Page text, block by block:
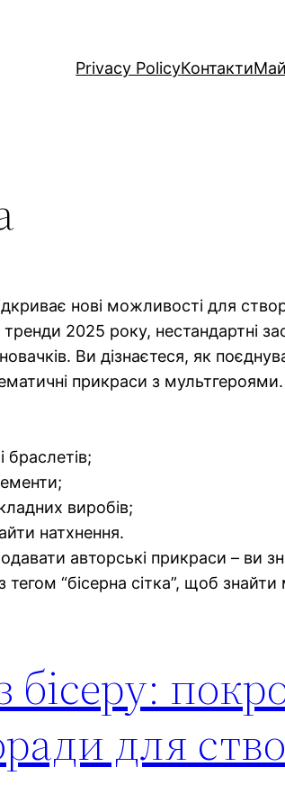
Privacy PolicyКонтакти
нові можливості для
тренди 2025 року, нестандартні
Ви дізнаєтеся, як
прикраси з мультгероями.
браслетів;
виробів;
натхнення.
авторські прикраси – ви
тегом “бісерна сітка”, щоб
для